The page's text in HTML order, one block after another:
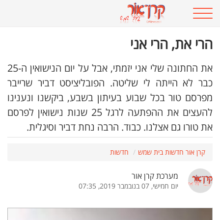
הרי את, הרי אני
את החתונה שלי אני יזמתי, אבל על יום הנישואין ה-25
כבר לא הייתה לי שליטה. הפובליציסט דביר שרייבר
מפרסם טור בכל שבוע בעיתון בשבע, ביקשנו ונענינו
להעצים את ההפתעה לרגל 25 שנות נישואין לפרסם
את טורו גם אצלנו. כבוד. הרבה נחת דביר וסיגלית.
קרן אור חדשות בית שמש חדשות
מערכת קרן אור
יום חמישי, 07 בנובמבר 2019, 07:35